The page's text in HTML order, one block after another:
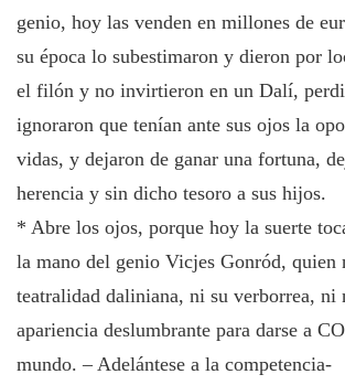
genio, hoy las venden en millones de
su época lo subestimaron y dieron por
el filón y no invirtieron en un Dalí,
ignoraron que tenían ante sus ojos la
vidas, y dejaron de ganar una fortuna,
herencia y sin dicho tesoro a sus hijos.
* Abre los ojos, porque hoy la suerte
la mano del genio Vicjes Gonród, quien
teatralidad daliniana, ni su verborrea, ni
apariencia deslumbrante para darse a
mundo. – Adelántese a la competencia-